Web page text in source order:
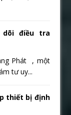
điều tra
Phát , một
tư uy...
thiết bị định